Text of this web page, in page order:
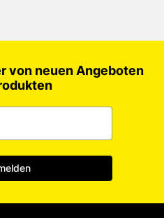
von neuen Angeboten